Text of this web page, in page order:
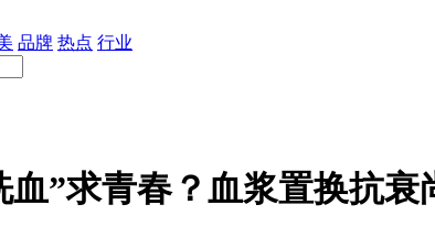
品牌 热点 行业
血”求青春？血浆置换抗